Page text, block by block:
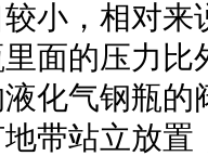
小，相对
面的压力比
化气钢瓶
带站立放